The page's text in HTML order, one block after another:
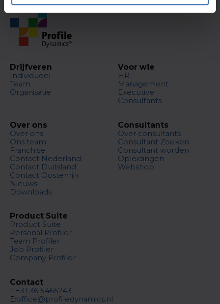
Drijfveren
Individueel
Team
Organisatie
Voor wie
HR
Management
Executive
Consultants
Over ons
Over ons
Ons team
Franchise
Contact Nederland
Contact Duitsland
Contact Oostenrijk
Nieuws
Downloads
Consultants
Over consultants
Consultant Zoeken
Consultant worden
Opleidingen
Webshop
Product Suite
Product Suite
Personal Profiler
Team Profiler
Job Profiler
Company Profiler
Contact
T:+31 36 5465243
E:office@profiledynamics.nl